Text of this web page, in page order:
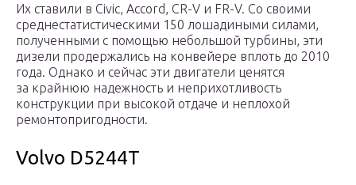
Их ставили в Civic, Accord, CR-V и FR-V. Со своими
среднестатистическими 150 лошадиными силами,
полученными с помощью небольшой турбины, эти
дизели продержались на конвейере вплоть до 2010
года. Однако и сейчас эти двигатели ценятся
за крайнюю надежность и неприхотливость
конструкции при высокой отдаче и неплохой
ремонтопригодности.
Volvo D5244T